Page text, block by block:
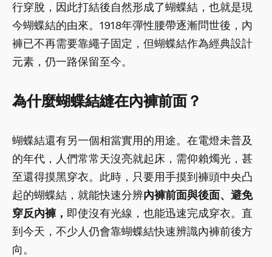
行穿脫，因此打結後自然形成了蝴蝶結，也就是現
今蝴蝶結的由來。1918年彈性腰帶逐漸問世後，內
褲已不再需要靠繩子固定，但蝴蝶結作為經典設計
元素，仍一路保留至今。
為什麼蝴蝶結縫在內褲前面？
蝴蝶結還有另一個相當實用的用途。在電燈未普及
的年代，人們常常天沒亮就起床，需仰賴燭光，甚
至還得摸黑穿衣。此時，只要用手摸到褲頭中央凸
起的蝴蝶結，就能快速分辨內褲前面與後面、避免
穿反內褲， 即使沒有光線，也能迅速完成穿衣。直
到今天，不少人仍會靠蝴蝶結快速辨識內褲前後方
向。